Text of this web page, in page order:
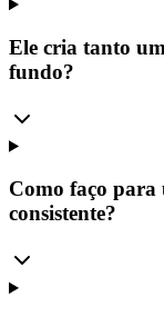
Ele cria tanto
fundo?
Como faço para
consistente?